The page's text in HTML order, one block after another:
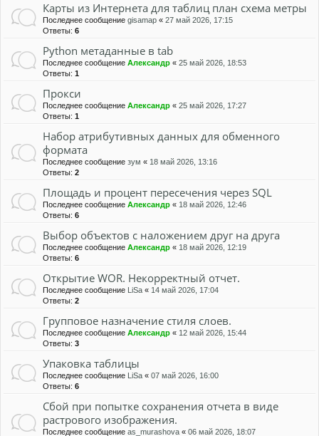
Карты из Интернета для таблиц план схема метры
Последнее сообщение gisamap « 27 май 2026, 17:15
Ответы: 6
Python метаданные в tab
Последнее сообщение Александр « 25 май 2026, 18:53
Ответы: 1
Прокси
Последнее сообщение Александр « 25 май 2026, 17:27
Ответы: 1
Набор атрибутивных данных для обменного
формата
Последнее сообщение зум « 18 май 2026, 13:16
Ответы: 2
Площадь и процент пересечения через SQL
Последнее сообщение Александр « 18 май 2026, 12:46
Ответы: 6
Выбор объектов с наложением друг на друга
Последнее сообщение Александр « 18 май 2026, 12:19
Ответы: 6
Открытие WOR. Некорректный отчет.
Последнее сообщение LiSa « 14 май 2026, 17:04
Ответы: 2
Групповое назначение стиля слоев.
Последнее сообщение Александр « 12 май 2026, 15:44
Ответы: 3
Упаковка таблицы
Последнее сообщение LiSa « 07 май 2026, 16:00
Ответы: 6
Сбой при попытке сохранения отчета в виде
растрового изображения.
Последнее сообщение as_murashova « 06 май 2026, 18:07